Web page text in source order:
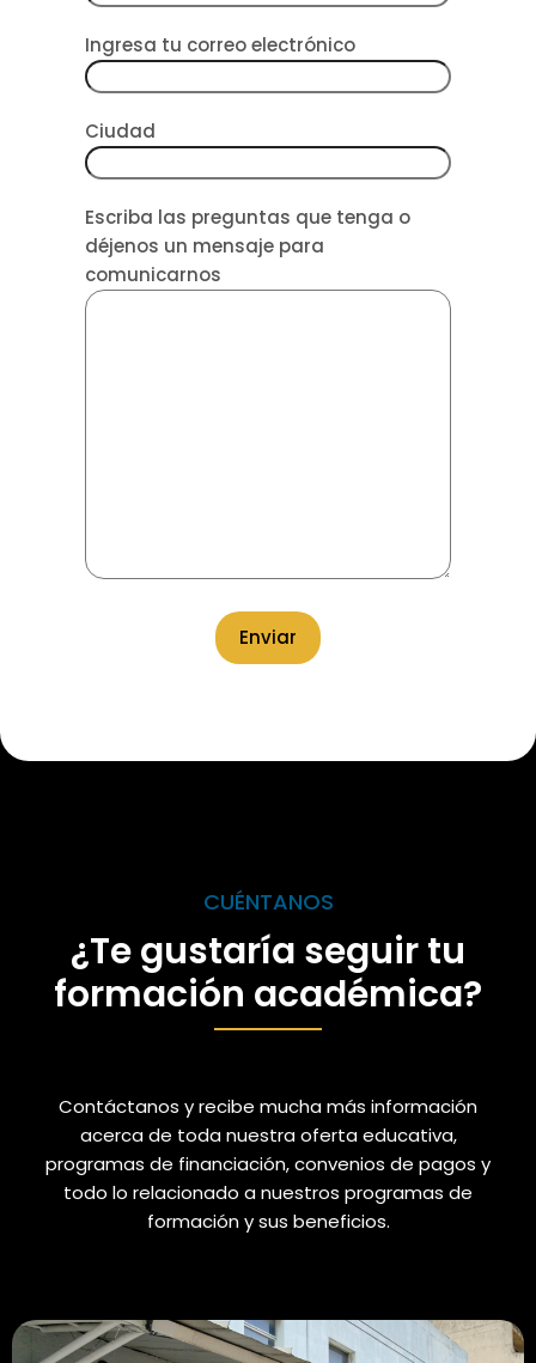
Ingresa tu correo electrónico
Ciudad
Escriba las preguntas que tenga o
déjenos un mensaje para
comunicarnos
CUÉNTANOS
¿Te gustaría seguir tu
formación académica?
Contáctanos y recibe mucha más información
acerca de toda nuestra oferta educativa,
programas de financiación, convenios de pagos y
todo lo relacionado a nuestros programas de
formación y sus beneficios.